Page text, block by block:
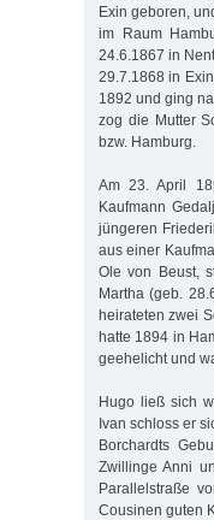
Exin geboren,
im Raum
24.6.1867 in
29.7.1868 in
1892 und ging
zog die Mutter
bzw. Hamburg.
Am 23. April
Kaufmann
jüngeren
aus einer
Ole von Beust,
Martha (geb.
heirateten zwei
hatte 1894 in
geehelicht und
Hugo ließ sich
Ivan schloss er
Borchardts
Zwillinge Anni
Parallelstraße
Cousinen guten